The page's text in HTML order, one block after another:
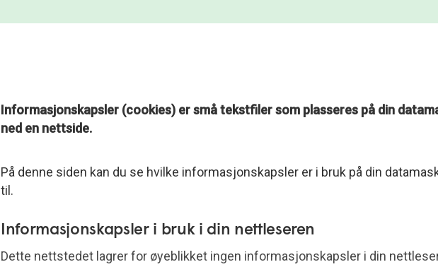
Informasjonskapsler (cookies) er små tekstfiler som plasseres på din
ned en nettside.
På denne siden kan du se hvilke informasjonskapsler er i bruk på din
til.
Informasjonskapsler i bruk i din nettleseren
Dette nettstedet lagrer for øyeblikket ingen informasjonskapsler i din